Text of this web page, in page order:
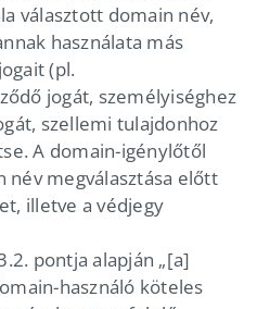
választott domain név,
használata más
(pl.
jogát, személyiséghez
szellemi tulajdonhoz
A domain-igénylőtől
név megválasztása előtt
illetve a védjegy
pontja alapján „[a]
használó köteles